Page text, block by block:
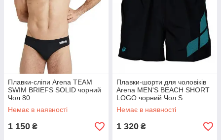
Плавки-сліпи Arena TEAM
SWIM BRIEFS SOLID чорний
Чол 80
Немає в наявності
1 150 ₴
Плавки-шорти для чоловіків
Arena MEN'S BEACH SHORT
LOGO чорний Чол S
Немає в наявності
1 320 ₴